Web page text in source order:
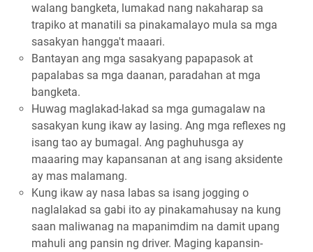
walang bangketa, lumakad nang nakaharap sa
trapiko at manatili sa pinakamalayo mula sa mga
sasakyan hangga't maaari.
Bantayan ang mga sasakyang papapasok at
papalabas sa mga daanan, paradahan at mga
bangketa.
Huwag maglakad-lakad sa mga gumagalaw na
sasakyan kung ikaw ay lasing. Ang mga reflexes ng
isang tao ay bumagal. Ang paghuhusga ay
maaaring may kapansanan at ang isang aksidente
ay mas malamang.
Kung ikaw ay nasa labas sa isang jogging o
naglalakad sa gabi ito ay pinakamahusay na kung
saan maliwanag na mapanimdim na damit upang
mahuli ang pansin ng driver. Maging kapansin-